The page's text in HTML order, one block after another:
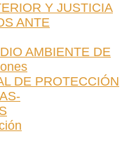
Y JUSTICIA
ANTE
AMBIENTE DE
DE PROTECCIÓN